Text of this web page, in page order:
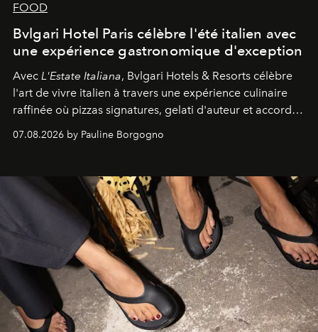
FOOD
Bvlgari Hotel Paris célèbre l'été italien avec
une expérience gastronomique d'exception
Avec L'Estate Italiana, Bvlgari Hotels & Resorts célèbre
l'art de vivre italien à travers une expérience culinaire
raffinée où pizzas signatures, gelati d'auteur et accords
d'exception composent un véritable voyage sensoriel.
07.08.2026 by Pauline Borgogno